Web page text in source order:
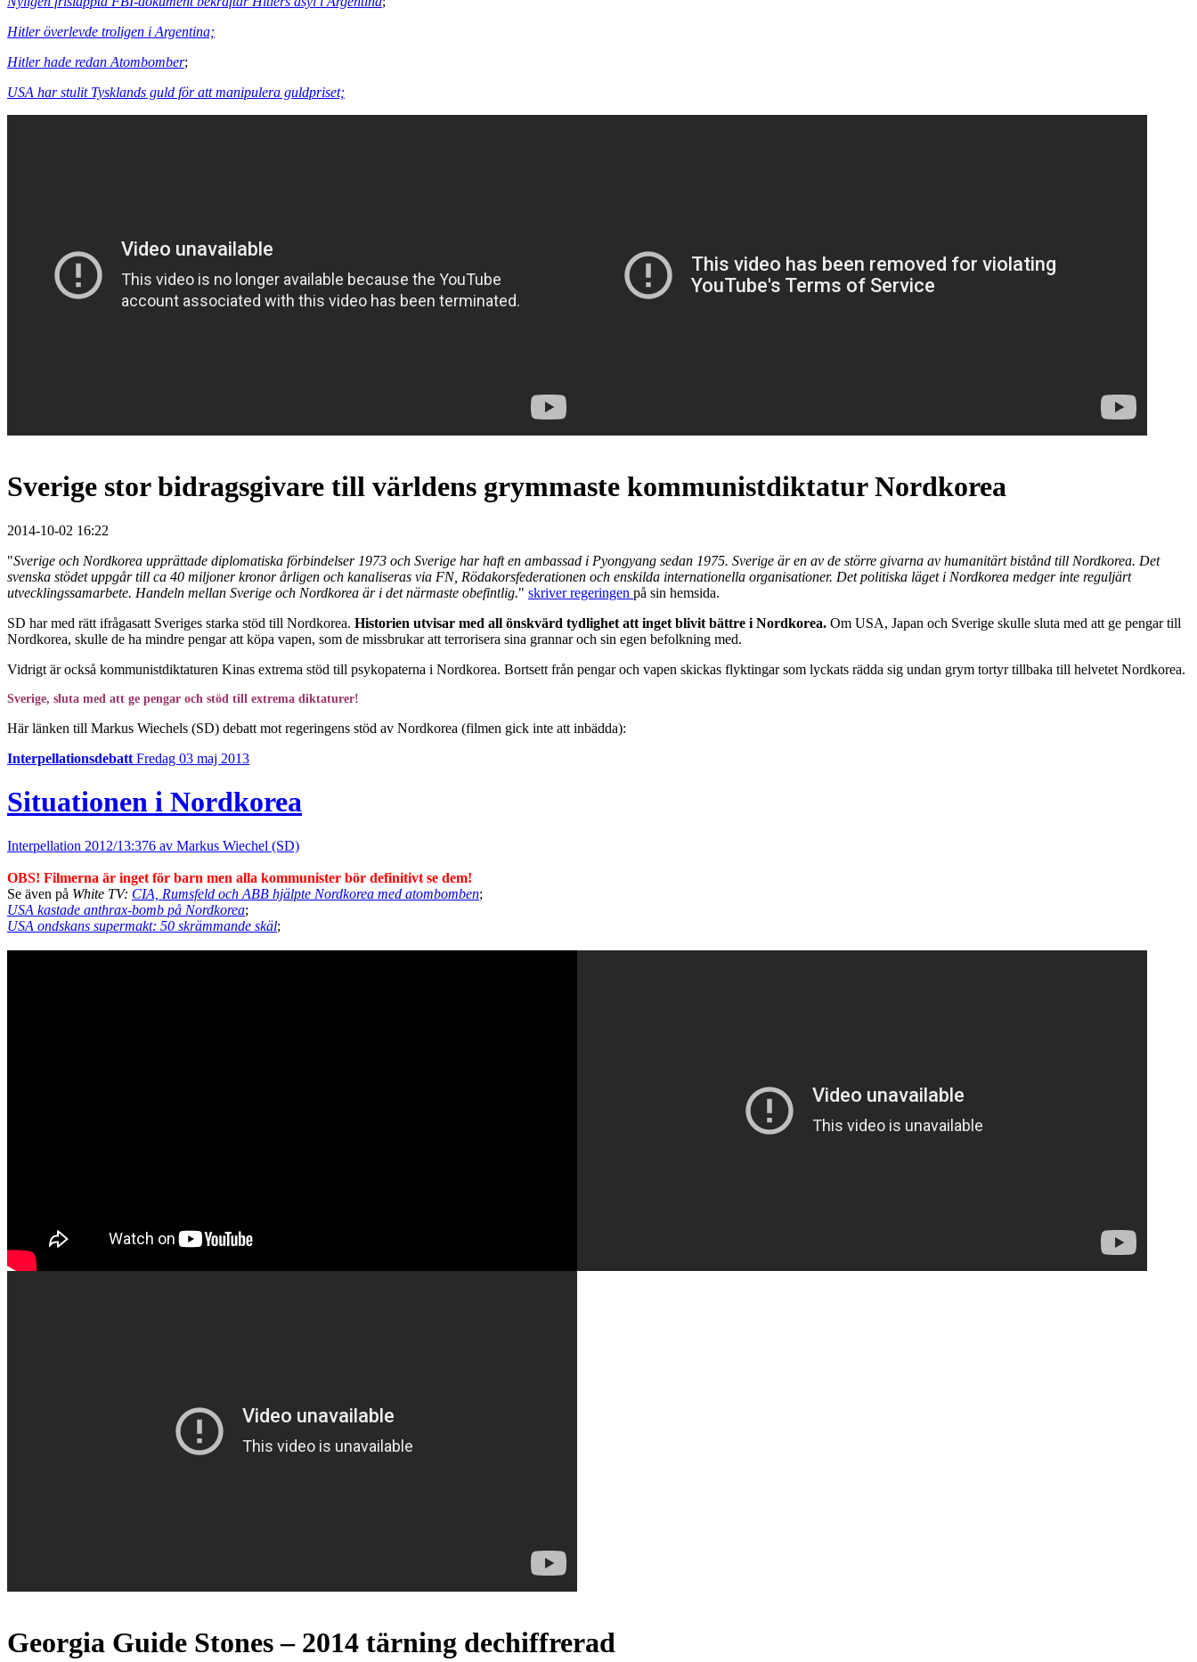
Hitler överlevde troligen i Argentina;
Hitler hade redan Atombomber;
USA har stulit Tysklands guld för att manipulera guldpriset;
Sverige stor bidragsgivare till världens grymmaste kommunistdiktatur Nordkorea
2014-10-02 16:22
"Sverige och Nordkorea upprättade diplomatiska förbindelser 1973 och Sverige har haft en ambassad i Pyongyang sedan 1975. Sverige är en av de större givarna av humanitärt bistånd till Nordkorea. Det
svenska stödet uppgår till ca 40 miljoner kronor årligen och kanaliseras via FN, Rödakorsfederationen och enskilda internationella organisationer. Det politiska läget i Nordkorea medger inte reguljärt
utvecklingssamarbete. Handeln mellan Sverige och Nordkorea är i det närmaste obefintlig." skriver regeringen på sin hemsida.
SD har med rätt ifrågasatt Sveriges starka stöd till Nordkorea. Historien utvisar med all önskvärd tydlighet att inget blivit bättre i Nordkorea. Om USA, Japan och Sverige skulle sluta med att ge pengar till
Nordkorea, skulle de ha mindre pengar att köpa vapen, som de missbrukar att terrorisera sina grannar och sin egen befolkning med.
Vidrigt är också kommunistdiktaturen Kinas extrema stöd till psykopaterna i Nordkorea. Bortsett från pengar och vapen skickas flyktingar som lyckats rädda sig undan grym tortyr tillbaka till helvetet Nordkorea.
Sverige, sluta med att ge pengar och stöd till extrema diktaturer!
Här länken till Markus Wiechels (SD) debatt mot regeringens stöd av Nordkorea (filmen gick inte att inbädda):
Interpellationsdebatt Fredag 03 maj 2013
Situationen i Nordkorea
Interpellation 2012/13:376 av Markus Wiechel (SD)
OBS! Filmerna är inget för barn men alla kommunister bör definitivt se dem!
Se även på White TV: CIA, Rumsfeld och ABB hjälpte Nordkorea med atombomben;
USA kastade anthrax-bomb på Nordkorea;
USA ondskans supermakt: 50 skrämmande skäl;
Georgia Guide Stones – 2014 tärning dechiffrerad